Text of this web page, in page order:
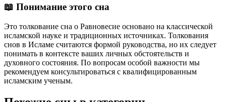
📖 Понимание этого сна
Это толкование сна о Равновесие основано на классической
исламской науке и традиционных источниках. Толкования
снов в Исламе считаются формой руководства, но их следует
понимать в контексте ваших личных обстоятельств и
духовного состояния. По вопросам особой важности мы
рекомендуем консультироваться с квалифицированным
исламским ученым.